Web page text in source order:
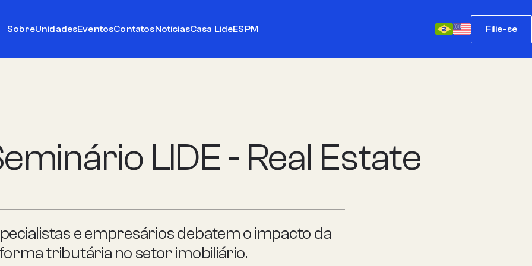
SobreUnidadesEventosContatosNotíciasCasa LideESPM Filie-se
LIDE - Real Estate
e empresários debatem o impacto da
tributária no setor imobiliário.